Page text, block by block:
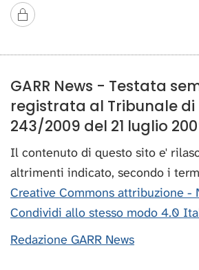
GARR News - Testata
registrata al Tribunale di
243/2009 del 21 luglio
Il contenuto di questo sito e'
altrimenti indicato, secondo i
Creative Commons attribuzione -
Condividi allo stesso modo 4.0
Redazione GARR News